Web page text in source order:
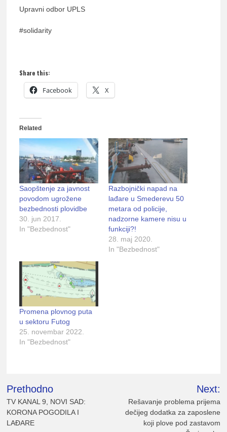
Upravni odbor UPLS
#solidarity
Share this:
Facebook X
Related
Saopštenje za javnost
povodom ugrožene
bezbednosti plovidbe
30. jun 2017.
In "Bezbednost"
Razbojnički napad na
lađare u Smederevu 50
metara od policije,
nadzorne kamere nisu u
funkciji?!
28. maj 2020.
In "Bezbednost"
Promena plovnog puta
u sektoru Futog
25. novembar 2022.
In "Bezbednost"
Kretanje
članka
Prethodno
TV KANAL 9, NOVI SAD:
KORONA POGODILA I
LAĐARE
Next:
Rešavanje problema prijema
dečijeg dodatka za zaposlene
koji plove pod zastavom